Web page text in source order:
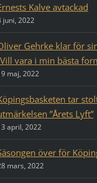
Kalve avtackad
juni, 2022
Gehrke klar för
vara i min bästa
maj, 2022
tar
”Årets Lyft”
april, 2022
över för
mars, 2022